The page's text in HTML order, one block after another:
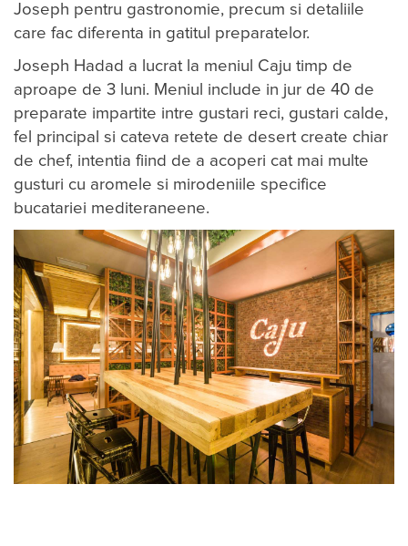
Joseph pentru gastronomie, precum si detaliile
care fac diferenta in gatitul preparatelor.
Joseph Hadad a lucrat la meniul Caju timp de
aproape de 3 luni. Meniul include in jur de 40 de
preparate impartite intre gustari reci, gustari calde,
fel principal si cateva retete de desert create chiar
de chef, intentia fiind de a acoperi cat mai multe
gusturi cu aromele si mirodeniile specifice
bucatariei mediteraneene.